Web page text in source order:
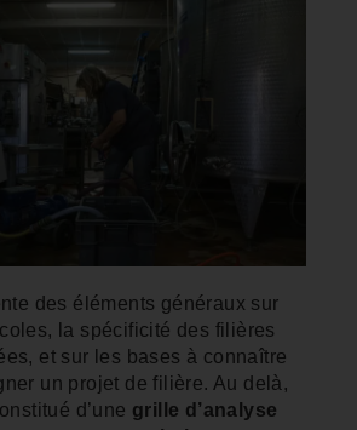
des éléments généraux sur
la spécificité des filières
et sur les bases à connaître
un projet de filière. Au delà,
d’une grille d’analyse